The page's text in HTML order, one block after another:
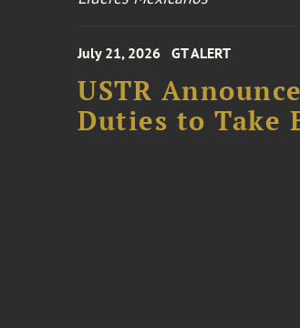
July 21, 2026 GT ALERT
USTR
Duties to Take